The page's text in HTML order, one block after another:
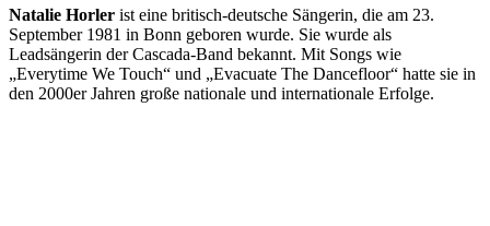
Natalie Horler ist eine britisch-deutsche Sängerin, die am 23.
September 1981 in Bonn geboren wurde. Sie wurde als
Leadsängerin der Cascada-Band bekannt. Mit Songs wie
„Everytime We Touch“ und „Evacuate The Dancefloor“ hatte sie in
den 2000er Jahren große nationale und internationale Erfolge.